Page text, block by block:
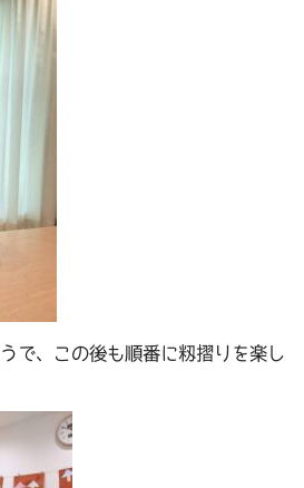
で、この後も順番に籾摺りを楽し